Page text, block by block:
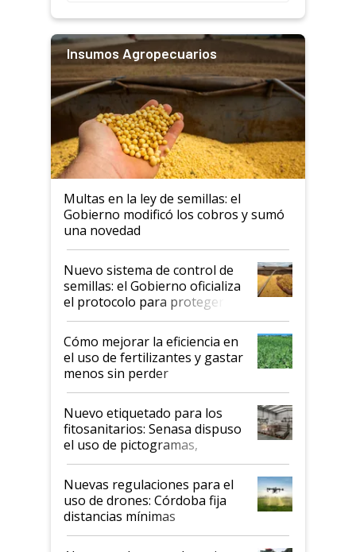
Insumos Agropecuarios
Multas en la ley de semillas: el
Gobierno modificó los cobros y sumó
una novedad
Nuevo sistema de control de
semillas: el Gobierno oficializa
el protocolo para proteger la
propiedad intelectual
Cómo mejorar la eficiencia en
el uso de fertilizantes y gastar
menos sin perder
productividad en la campaña
fina
Nuevo etiquetado para los
fitosanitarios: Senasa dispuso
el uso de pictogramas,
palabras de advertencia e
indicaciones
Nuevas regulaciones para el
uso de drones: Córdoba fija
distancias mínimas